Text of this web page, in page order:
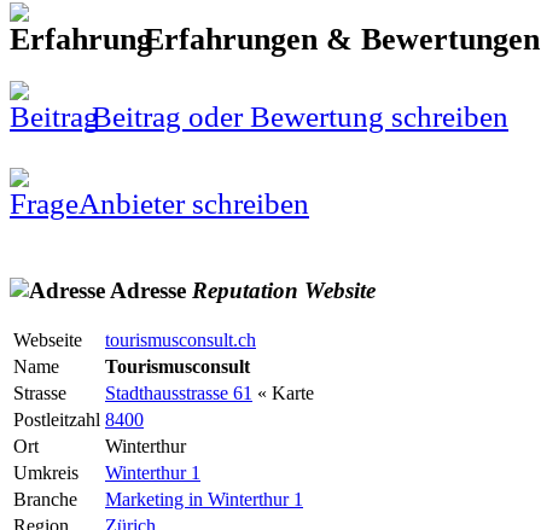
Erfahrungen &
Beitrag oder Bewertung schreiben
Anbieter schreiben
Adresse Reputation Website
Webseite
tourismusconsult.ch
Name
Tourismusconsult
Strasse
Stadthausstrasse 61 « Karte
Postleitzahl 8400
Ort
Winterthur
Umkreis
Winterthur 1
Branche
Marketing in Winterthur 1